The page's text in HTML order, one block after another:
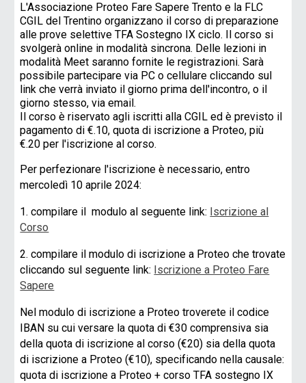
L'Associazione Proteo Fare Sapere Trento e la FLC
CGIL del Trentino organizzano il corso di preparazione
alle prove selettive TFA Sostegno IX ciclo. Il corso si
svolgerà online in modalità sincrona. Delle lezioni in
modalità Meet saranno fornite le registrazioni. Sarà
possibile partecipare via PC o cellulare cliccando sul
link che verrà inviato il giorno prima dell'incontro, o il
giorno stesso, via email.
Il corso è riservato agli iscritti alla CGIL ed è previsto il
pagamento di €.10, quota di iscrizione a Proteo, più
€.20 per l'iscrizione al corso.
Per perfezionare l'iscrizione è necessario, entro
mercoledì 10 aprile 2024:
1. compilare il modulo al seguente link: Iscrizione al
Corso
2. compilare il modulo di iscrizione a Proteo che trovate
cliccando sul seguente link: Iscrizione a Proteo Fare
Sapere
Nel modulo di iscrizione a Proteo troverete il codice
IBAN su cui versare la quota di €30 comprensiva sia
della quota di iscrizione al corso (€20) sia della quota
di iscrizione a Proteo (€10), specificando nella causale:
quota di iscrizione a Proteo + corso TFA sostegno IX